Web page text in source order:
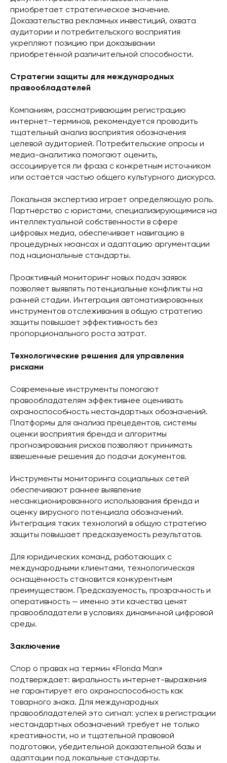
приобретает стратегическое значение.
Доказательства рекламных инвестиций, охвата
аудитории и потребительского восприятия
укрепляют позицию при доказывании
приобретённой различительной способности.
Стратегии защиты для международных
правообладателей
Компаниям, рассматривающим регистрацию
интернет-терминов, рекомендуется проводить
тщательный анализ восприятия обозначения
целевой аудиторией. Потребительские опросы и
медиа-аналитика помогают оценить,
ассоциируется ли фраза с конкретным источником
или остаётся частью общего культурного дискурса.
Локальная экспертиза играет определяющую роль.
Партнёрство с юристами, специализирующимися на
интеллектуальной собственности в сфере
цифровых медиа, обеспечивает навигацию в
процедурных нюансах и адаптацию аргументации
под национальные стандарты.
Проактивный мониторинг новых подач заявок
позволяет выявлять потенциальные конфликты на
ранней стадии. Интеграция автоматизированных
инструментов отслеживания в общую стратегию
защиты повышает эффективность без
пропорционального роста затрат.
Технологические решения для управления
рисками
Современные инструменты помогают
правообладателям эффективнее оценивать
охраноспособность нестандартных обозначений.
Платформы для анализа прецедентов, системы
оценки восприятия бренда и алгоритмы
прогнозирования рисков позволяют принимать
взвешенные решения до подачи документов.
Инструменты мониторинга социальных сетей
обеспечивают раннее выявление
несанкционированного использования бренда и
оценку вирусного потенциала обозначений.
Интеграция таких технологий в общую стратегию
защиты повышает предсказуемость результатов.
Для юридических команд, работающих с
международными клиентами, технологическая
оснащённость становится конкурентным
преимуществом. Предсказуемость, прозрачность и
оперативность — именно эти качества ценят
правообладатели в условиях динамичной цифровой
среды.
Заключение
Спор о правах на термин «Florida Man»
подтверждает: виральность интернет-выражения
не гарантирует его охраноспособность как
товарного знака. Для международных
правообладателей это сигнал: успех в регистрации
нестандартных обозначений требует не только
креативности, но и тщательной правовой
подготовки, убедительной доказательной базы и
адаптации под локальные стандарты.